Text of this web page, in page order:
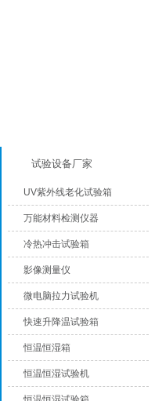
试验设备厂家
UV紫外线老化试验箱
万能材料检测仪器
冷热冲击试验箱
影像测量仪
微电脑拉力试验机
快速升降温试验箱
恒温恒湿箱
恒温恒湿试验机